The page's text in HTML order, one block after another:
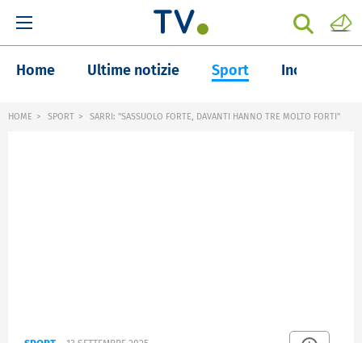
Home Ultime notizie Sport Inchieste
HOME SPORT SARRI: "SASSUOLO FORTE, DAVANTI HANNO TRE MOLTO FORTI"